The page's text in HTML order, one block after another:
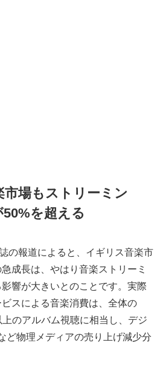
市場もストリーミン
を超える
の報道によると、イギリス音楽市
成長は、やはり音楽ストリーミ
響が大きいとのことです。実際
スによる音楽消費は、全体の
のアルバム視聴に相当し、デジ
ど物理メディアの売り上げ減少分